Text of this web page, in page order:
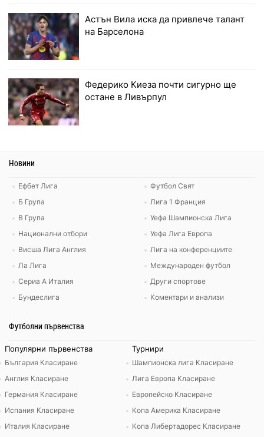
Астън Вила иска да привлече талант
на Барселона
Федерико Киеза почти сигурно ще
остане в Ливърпул
Новини
Ефбет Лига
Б Група
В Група
Национални отбори
Висша Лига Англия
Ла Лига
Сериа А Италия
Бундеслига
Футбол Свят
Лига 1 Франция
Уефа Шампионска Лига
Уефа Лига Европа
Лига на конференциите
Международен футбол
Други спортове
Коментари и анализи
Футболни първенства
Популярни първенства
България Класиране
Англия Класиране
Германия Класиране
Испания Класиране
Италия Класиране
Турнири
Шампионска лига Класиране
Лига Европа Класиране
Европейско Класиране
Копа Америка Класиране
Копа Либертадорес Класиране